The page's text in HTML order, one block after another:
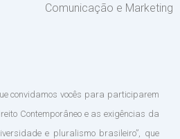
Comunicação e Marketing
convidamos vocês para participarem
Contemporâneo e as exigências da
e pluralismo brasileiro”, que